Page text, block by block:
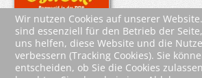
Wir nutzen Cookies auf unserer
sind essenziell für den Betrieb der
uns helfen, diese Website und die
verbessern (Tracking Cookies). Sie
entscheiden, ob Sie die Cookies